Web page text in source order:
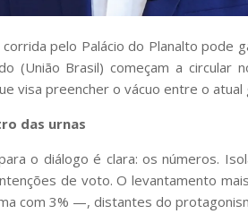
corrida pelo Palácio do Planalto pode
(União Brasil) começam a
visa preencher o vácuo entre o
das urnas
o diálogo é clara: os números.
de voto. O levantamento
com 3% —, distantes do